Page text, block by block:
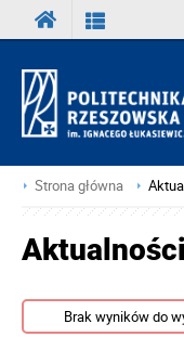
Strona główna
Aktualności
Brak wyników do